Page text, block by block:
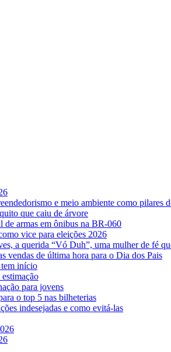
e meio ambiente como pilares
que caiu de árvore
de armas em ônibus na BR-060
vice para eleições 2026
a querida “Vó Duh”, uma mulher de fé
vendas de última hora para o Dia dos Pais
início
para jovens
o top 5 nas bilheterias
indesejadas e como evitá-las